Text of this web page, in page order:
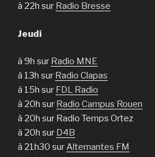
à 22h sur Radio Bresse
Jeudi
à 9h sur Radio MNE
à 13h sur Radio Clapas
à 15h sur FDL Radio
à 20h sur Radio Campus Rouen
à 20h sur Radio Temps Ortez
à 20h sur D4B
à 21h30 surAlternantes FM